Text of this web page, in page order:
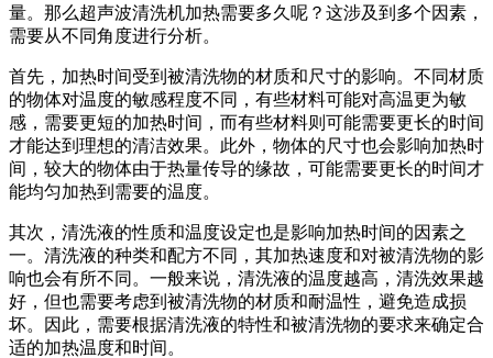
量。那么超声波清洗机加热需要多久呢？这涉及到多个因素，
需要从不同角度进行分析。
首先，加热时间受到被清洗物的材质和尺寸的影响。不同材质
的物体对温度的敏感程度不同，有些材料可能对高温更为敏
感，需要更短的加热时间，而有些材料则可能需要更长的时间
才能达到理想的清洁效果。此外，物体的尺寸也会影响加热时
间，较大的物体由于热量传导的缘故，可能需要更长的时间才
能均匀加热到需要的温度。
其次，清洗液的性质和温度设定也是影响加热时间的因素之
一。清洗液的种类和配方不同，其加热速度和对被清洗物的影
响也会有所不同。一般来说，清洗液的温度越高，清洗效果越
好，但也需要考虑到被清洗物的材质和耐温性，避免造成损
坏。因此，需要根据清洗液的特性和被清洗物的要求来确定合
适的加热温度和时间。